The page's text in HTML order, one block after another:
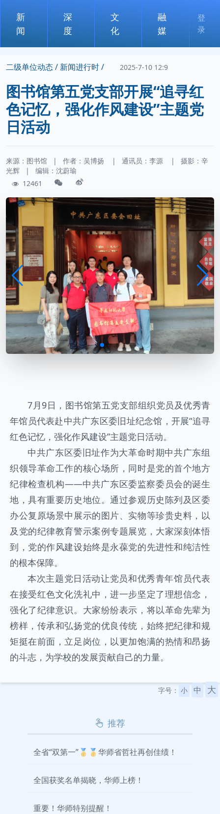
新
闻
深
度
文
化
融
媒
登
录
二级单位动态 / 新闻进行时 / 2025-7-10 12:9
图书馆第五党支部开展“追寻红
色记忆，强化作风建设”主题党
日活动
来源：图书馆 | 作者： 吴博扬 | 通讯员： 李源 | 摄影： 辛
光辉
|
编辑：沈蔚瑜
12461
7月9日，图书馆第五党支部组织党员及优秀青
年馆员代表赴中共广东区委旧址纪念馆，开展“追寻
红色记忆，强化作风建设”主题党日活动。
中共广东区委旧址作为大革命时期中共广东组
织领导革命工作的核心场所，同时是党的首个地方
纪律检查机构——中共广东区委监察委员会的诞生
地，具有重要历史地位。通过参观历史陈列及区委
办公复原场景中展示的图片、实物等珍贵史料，以
及党的纪律教育警示案例专题展览，大家深刻体悟
到，党的作风建设始终是永葆党的先进性和纯洁性
的根本保障。
本次主题党日活动让党员和优秀青年馆员代表
在接受红色文化洗礼中，进一步坚定了理想信念，
强化了纪律意识。大家纷纷表示，将以革命先辈为
榜样，传承和弘扬党的优良传统，始终把纪律和规
矩挺在前面，立足岗位，以更加饱满的热情和昂扬
的斗志，为学校的发展贡献自己的力量。
字号： 小 中 大
推荐
全省“双第一”🥇🥇华师省哲社再创佳绩！
全国获奖名单揭晓，华师上榜！
重要！华师特别提醒！